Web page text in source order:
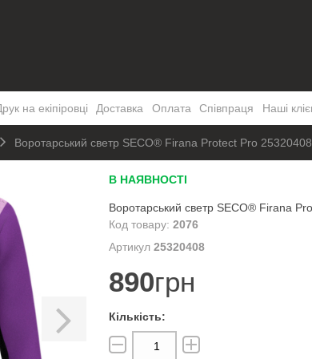
на екіпіровці Доставка Оплата Співпраця Наші
Воротарський светр SECO® Firana Protect Pro
В НАЯВНОСТІ
Воротарський светр SECO® Firana
2076
25320408
890грн